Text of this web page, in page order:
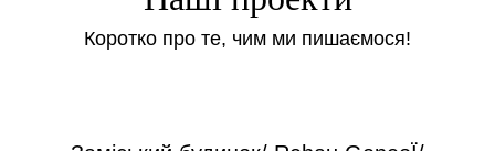
Виготовлення та монтаж
Коротко про те, чим ми пишаємося!